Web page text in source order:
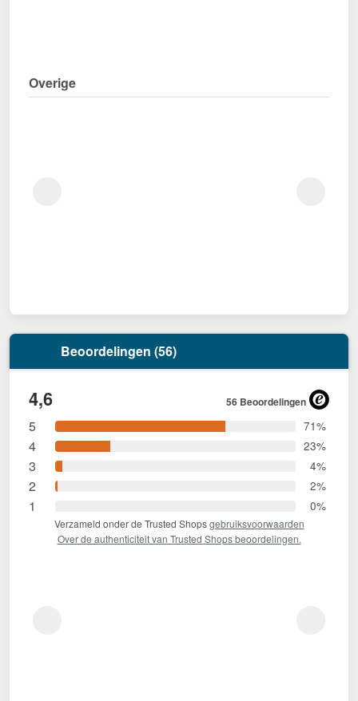
Overige
Beoordelingen (56)
4,6 56 Beoordelingen
5 71%
4 23%
3 4%
2 2%
1 0%
Verzameld onder de Trusted Shopsgebruiksvoorwaarden
Over de authenticiteit van Trusted Shops beoordelingen.